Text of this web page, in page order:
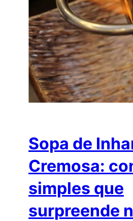
Sopa de
Cremosa:
simples que
surpreende